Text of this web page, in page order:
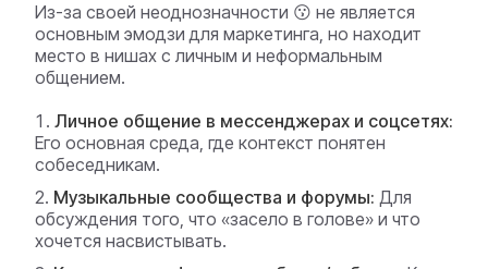
Из-за своей неоднозначности 😗 не является
основным эмодзи для маркетинга, но находит
место в нишах с личным и неформальным
общением.
Личное общение в мессенджерах и соцсетях:
Его основная среда, где контекст понятен
собеседникам.
Музыкальные сообщества и форумы: Для
обсуждения того, что «засело в голове» и что
хочется насвистывать.